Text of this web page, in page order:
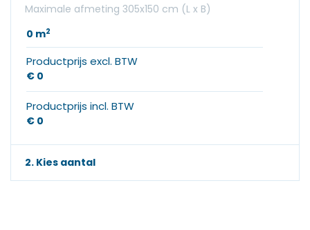
Maximale afmeting 305x150 cm (L x B)
0 m2
Productprijs excl. BTW
€ 0
Productprijs incl. BTW
€ 0
2. Kies aantal